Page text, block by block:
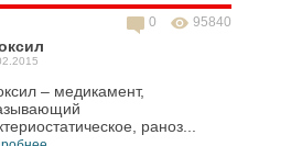
95840
0
– медикамент,
раноз...